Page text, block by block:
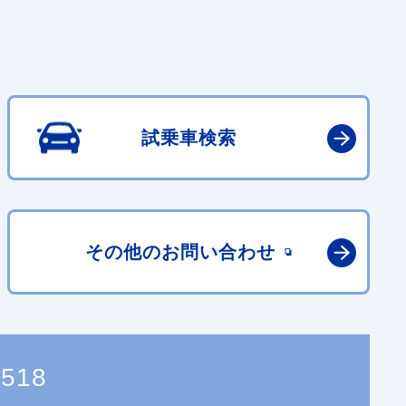
試乗車検索
その他のお問い合わせ